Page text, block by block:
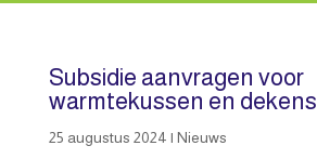
Subsidie aanvragen voor
warmtekussen en dekens
25 augustus 2024 | Nieuws